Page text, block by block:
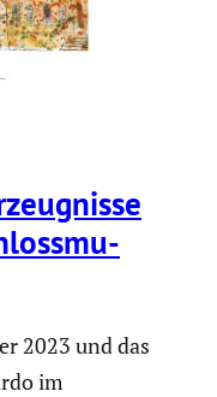
2023 und das
im